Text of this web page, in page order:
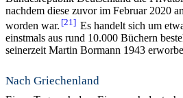
nachdem diese zuvor im Februar 2020
worden war. 21
Es handelt sich um
einstmals aus rund 10.000 Bü­chern
seinerzeit Martin Bormann 1943
Nach Griechenland